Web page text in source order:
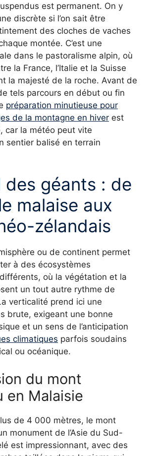
est permanent. On y
discrète si l’on sait être
des cloches de vaches
montée. C’est une
dans le pastoralisme alpin, où
la France, l’Italie et la Suisse
la majesté de la roche. Avant de
tels parcours en début ou fin
préparation minutieuse pour
de la montagne en hiver est
car la météo peut vite
sentier balisé en terrain
des géants : de
malaise aux
zélandais
ou de continent permet
à des écosystèmes
où la végétation et la
un tout autre rythme de
verticalité prend ici une
brute, exigeant une bonne
et un sens de l’anticipation
climatiques parfois soudains
ou océanique.
du mont
en Malaisie
de 4 000 mètres, le mont
monument de l’Asie du Sud-
est impressionnant, avec des